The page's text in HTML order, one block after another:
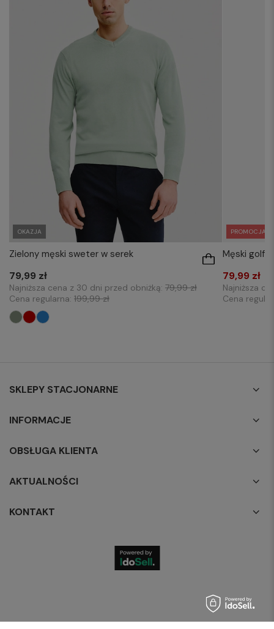
OKAZJA
Zielony męski sweter w serek
79,99 zł
Najniższa cena z 30 dni przed obniżką: 79,99 zł
Cena regularna: 199,99 zł
PROMOCJA
Męski golf
79,99 zł
Najniższa
Cena
SKLEPY STACJONARNE
INFORMACJE
OBSŁUGA KLIENTA
AKTUALNOŚCI
KONTAKT